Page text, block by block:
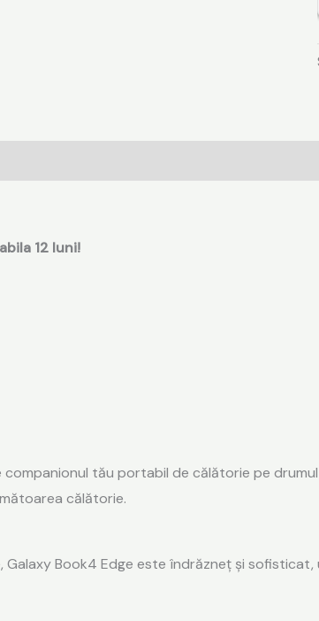
12 luni!
tău portabil de călătorie pe
călătorie.
Galaxy Book4 Edge este îndrăzneț și